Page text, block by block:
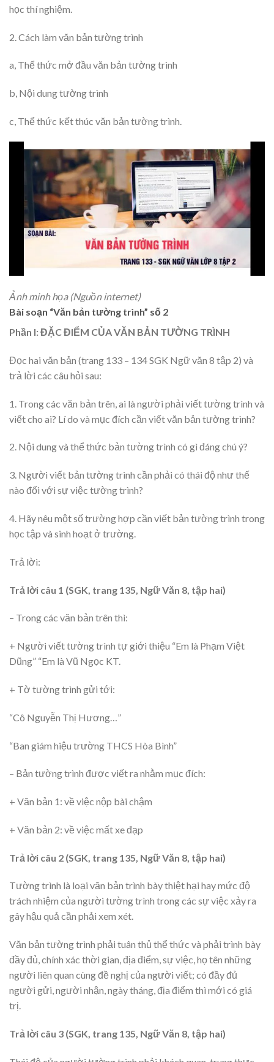
học thí nghiệm.
2. Cách làm văn bản tường trình
a, Thể thức mở đầu văn bản tường trình
b, Nội dung tường trình
c, Thể thức kết thúc văn bản tường trình.
Ảnh minh họa (Nguồn internet)
Bài soạn “Văn bản tường trình” số 2
Phần I: ĐẶC ĐIỂM CỦA VĂN BẢN TƯỜNG TRÌNH
Đọc hai văn bản (trang 133 – 134 SGK Ngữ văn 8 tập 2) và
trả lời các câu hỏi sau:
1. Trong các văn bản trên, ai là người phải viết tường trình và
viết cho ai? Lí do và mục đích cần viết văn bản tường trình?
2. Nội dung và thể thức bản tường trình có gì đáng chú ý?
3. Người viết bản tường trình cần phải có thái độ như thế
nào đối với sự việc tường trình?
4. Hãy nêu một số trường hợp cần viết bản tường trình trong
học tập và sinh hoạt ở trường.
Trả lời:
Trả lời câu 1 (SGK, trang 135, Ngữ Văn 8, tập hai)
– Trong các văn bản trên thì:
+ Người viết tường trình tự giới thiệu “Em là Phạm Việt
Dũng” “Em là Vũ Ngọc KT.
+ Tờ tường trình gửi tới:
“Cô Nguyễn Thị Hương…”
“Ban giám hiệu trường THCS Hòa Bình”
– Bản tường trình được viết ra nhằm mục đích:
+ Văn bản 1: về việc nộp bài chậm
+ Văn bản 2: về việc mất xe đạp
Trả lời câu 2 (SGK, trang 135, Ngữ Văn 8, tập hai)
Tường trình là loại văn bản trình bày thiệt hại hay mức độ
trách nhiệm của người tường trình trong các sự việc xảy ra
gây hậu quả cần phải xem xét.
Văn bản tường trình phải tuân thủ thể thức và phải trình bày
đầy đủ, chính xác thời gian, địa điểm, sự việc, họ tên những
người liên quan cùng đề nghị của người viết; có đầy đủ
người gửi, người nhận, ngày tháng, địa điểm thì mới có giá
trị.
Trả lời câu 3 (SGK, trang 135, Ngữ Văn 8, tập hai)